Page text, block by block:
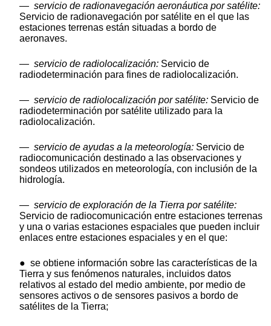
— servicio de radionavegación aeronáutica por satélite:
Servicio de radionavegación por satélite en el que las
estaciones terrenas están situadas a bordo de
aeronaves.
— servicio de radiolocalización: Servicio de
radiodeterminación para fines de radiolocalización.
— servicio de radiolocalización por satélite: Servicio de
radiodeterminación por satélite utilizado para la
radiolocalización.
— servicio de ayudas a la meteorología: Servicio de
radiocomunicación destinado a las observaciones y
sondeos utilizados en meteorología, con inclusión de la
hidrología.
— servicio de exploración de la Tierra por satélite:
Servicio de radiocomunicación entre estaciones terrenas
y una o varias estaciones espaciales que pueden incluir
enlaces entre estaciones espaciales y en el que:
● se obtiene información sobre las características de la
Tierra y sus fenómenos naturales, incluidos datos
relativos al estado del medio ambiente, por medio de
sensores activos o de sensores pasivos a bordo de
satélites de la Tierra;